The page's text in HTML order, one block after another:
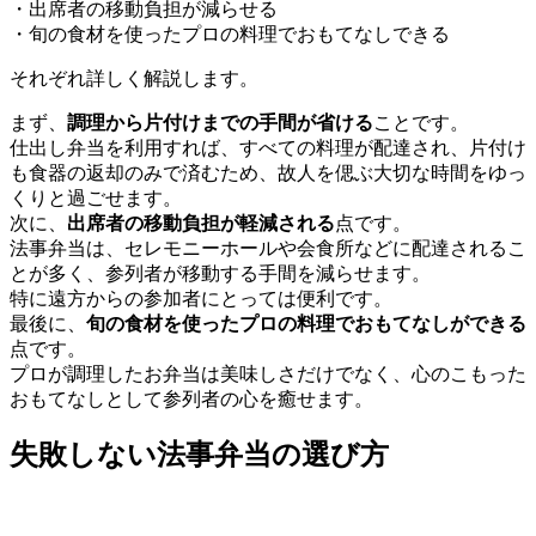
・出席者の移動負担が減らせる
・旬の食材を使ったプロの料理でおもてなしできる
それぞれ詳しく解説します。
まず、 調理から片付けまでの手間が省けることです。
仕出し弁当を利用すれば、すべての料理が配達され、片付け
も食器の返却のみで済むため、故人を偲ぶ大切な時間をゆっ
くりと過ごせます。
次に、 出席者の移動負担が軽減される点です。
法事弁当は、セレモニーホールや会食所などに配達されるこ
とが多く、参列者が移動する手間を減らせます。
特に遠方からの参加者にとっては便利です。
最後に、 旬の食材を使ったプロの料理でおもてなしができる
点です。
プロが調理したお弁当は美味しさだけでなく、心のこもった
おもてなしとして参列者の心を癒せます。
失敗しない法事弁当の選び方